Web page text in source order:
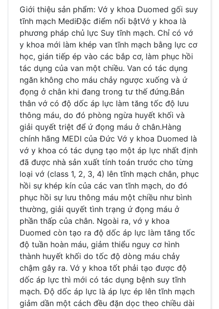
Giới thiệu sản phẩm: Vớ y khoa Duomed gối suy
tĩnh mạch MediĐặc điểm nổi bậtVớ y khoa là
phương pháp chủ lực Suy tĩnh mạch. Chỉ có vớ
y khoa mới làm khép van tĩnh mạch bằng lực cơ
học, gián tiếp ép vào các bắp cơ, làm phục hồi
tác dụng của van một chiều. Van có tác dụng
ngăn không cho máu chảy ngược xuống và ứ
đọng ở chân khi đang trong tư thế đứng.Bản
thân vớ có độ dốc áp lực làm tăng tốc độ lưu
thông máu, do đó phòng ngừa huyết khối và
giải quyết triệt để ứ đọng máu ở chân.Hàng
chính hãng MEDI của Đức Vớ y khoa Duomed là
vớ y khoa có tác dụng tạo một áp lực nhất định
đã được nhà sản xuất tính toán trước cho từng
loại vớ (class 1, 2, 3, 4) lên tĩnh mạch chân, phục
hồi sự khép kín của các van tĩnh mạch, do đó
phục hồi sự lưu thông máu một chiều như bình
thường, giải quyết tình trạng ứ đọng máu ở
phần thấp của chân. Ngoài ra, vớ y khoa
Duomed còn tạo ra độ dốc áp lực làm tăng tốc
độ tuần hoàn máu, giảm thiểu nguy cơ hình
thành huyết khối do tốc độ dòng máu chảy
chậm gây ra. Vớ y khoa tốt phải tạo được độ
dốc áp lực thì mới có tác dụng bệnh suy tĩnh
mạch. Độ dốc áp lực là áp lực ép lên tĩnh mạch
giảm dần một cách đều đặn dọc theo chiều dài